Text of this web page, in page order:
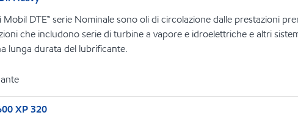
Mobil DTE™ serie Nominale sono oli di circolazione dalle prestazioni
che includono serie di turbine a vapore e idroelettriche e altri
lunga durata del lubrificante.
XP 320